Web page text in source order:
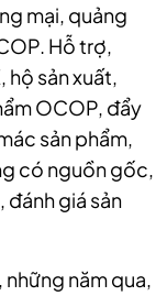
mại, quảng
Hỗ trợ,
hộ sản xuất,
OCOP, đẩy
sản phẩm,
có nguồn gốc,
đánh giá sản
năm qua,